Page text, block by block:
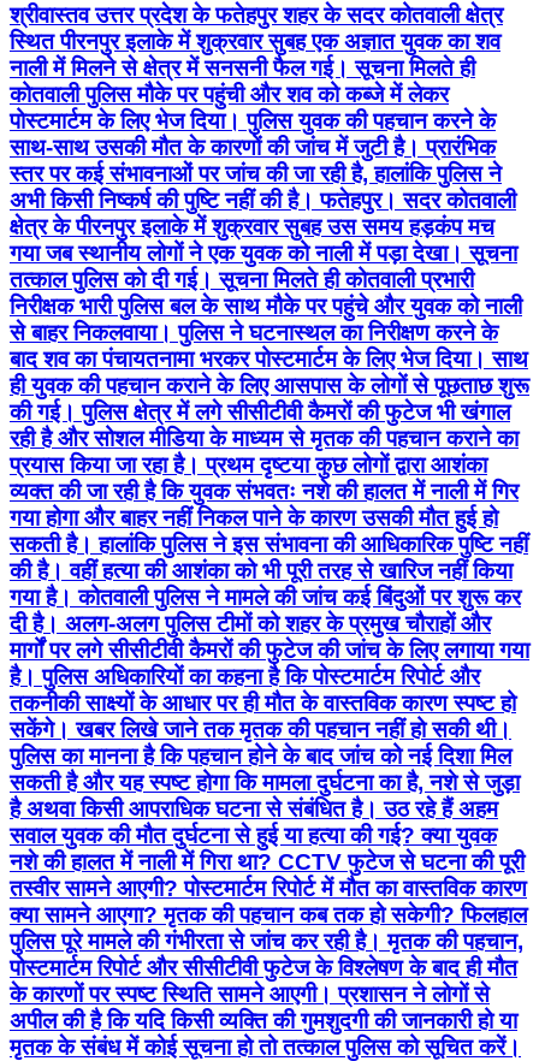
श्रीवास्तव उत्तर प्रदेश के फतेहपुर शहर के सदर कोतवाली क्षेत्र
स्थित पीरनपुर इलाके में शुक्रवार सुबह एक अज्ञात युवक का शव
नाली में मिलने से क्षेत्र में सनसनी फैल गई। सूचना मिलते ही
कोतवाली पुलिस मौके पर पहुंची और शव को कब्जे में लेकर
पोस्टमार्टम के लिए भेज दिया। पुलिस युवक की पहचान करने के
साथ-साथ उसकी मौत के कारणों की जांच में जुटी है। प्रारंभिक
स्तर पर कई संभावनाओं पर जांच की जा रही है, हालांकि पुलिस ने
अभी किसी निष्कर्ष की पुष्टि नहीं की है। फतेहपुर। सदर कोतवाली
क्षेत्र के पीरनपुर इलाके में शुक्रवार सुबह उस समय हड़कंप मच
गया जब स्थानीय लोगों ने एक युवक को नाली में पड़ा देखा। सूचना
तत्काल पुलिस को दी गई। सूचना मिलते ही कोतवाली प्रभारी
निरीक्षक भारी पुलिस बल के साथ मौके पर पहुंचे और युवक को नाली
से बाहर निकलवाया। पुलिस ने घटनास्थल का निरीक्षण करने के
बाद शव का पंचायतनामा भरकर पोस्टमार्टम के लिए भेज दिया। साथ
ही युवक की पहचान कराने के लिए आसपास के लोगों से पूछताछ शुरू
की गई। पुलिस क्षेत्र में लगे सीसीटीवी कैमरों की फुटेज भी खंगाल
रही है और सोशल मीडिया के माध्यम से मृतक की पहचान कराने का
प्रयास किया जा रहा है। प्रथम दृष्टया कुछ लोगों द्वारा आशंका
व्यक्त की जा रही है कि युवक संभवतः नशे की हालत में नाली में गिर
गया होगा और बाहर नहीं निकल पाने के कारण उसकी मौत हुई हो
सकती है। हालांकि पुलिस ने इस संभावना की आधिकारिक पुष्टि नहीं
की है। वहीं हत्या की आशंका को भी पूरी तरह से खारिज नहीं किया
गया है। कोतवाली पुलिस ने मामले की जांच कई बिंदुओं पर शुरू कर
दी है। अलग-अलग पुलिस टीमों को शहर के प्रमुख चौराहों और
मार्गों पर लगे सीसीटीवी कैमरों की फुटेज की जांच के लिए लगाया गया
है। पुलिस अधिकारियों का कहना है कि पोस्टमार्टम रिपोर्ट और
तकनीकी साक्ष्यों के आधार पर ही मौत के वास्तविक कारण स्पष्ट हो
सकेंगे। खबर लिखे जाने तक मृतक की पहचान नहीं हो सकी थी।
पुलिस का मानना है कि पहचान होने के बाद जांच को नई दिशा मिल
सकती है और यह स्पष्ट होगा कि मामला दुर्घटना का है, नशे से जुड़ा
है अथवा किसी आपराधिक घटना से संबंधित है। उठ रहे हैं अहम
सवाल युवक की मौत दुर्घटना से हुई या हत्या की गई? क्या युवक
नशे की हालत में नाली में गिरा था? CCTV फुटेज से घटना की पूरी
तस्वीर सामने आएगी? पोस्टमार्टम रिपोर्ट में मौत का वास्तविक कारण
क्या सामने आएगा? मृतक की पहचान कब तक हो सकेगी? फिलहाल
पुलिस पूरे मामले की गंभीरता से जांच कर रही है। मृतक की पहचान,
पोस्टमार्टम रिपोर्ट और सीसीटीवी फुटेज के विश्लेषण के बाद ही मौत
के कारणों पर स्पष्ट स्थिति सामने आएगी। प्रशासन ने लोगों से
अपील की है कि यदि किसी व्यक्ति की गुमशुदगी की जानकारी हो या
मृतक के संबंध में कोई सूचना हो तो तत्काल पुलिस को सूचित करें।